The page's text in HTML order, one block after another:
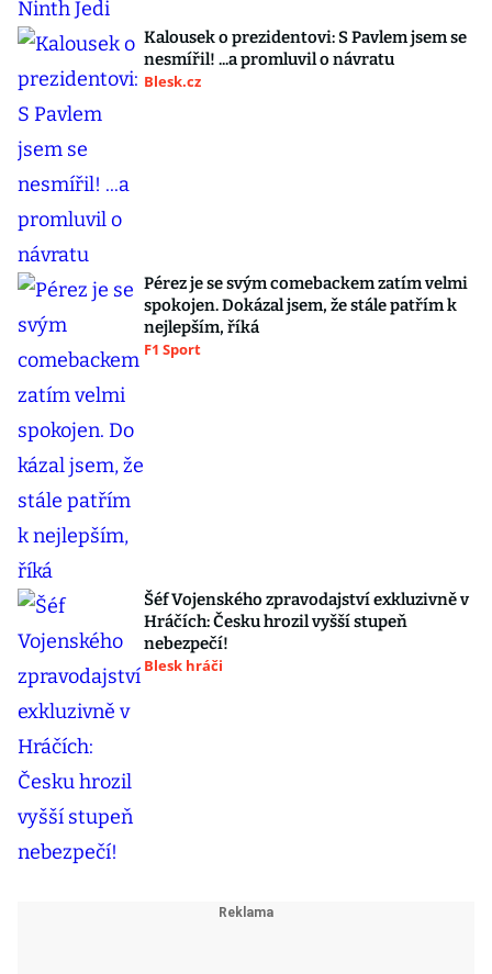
Kalousek o prezidentovi: S Pavlem jsem se
nesmířil! ...a promluvil o návratu
Blesk.cz
Pérez je se svým comebackem zatím velmi
spokojen. Dokázal jsem, že stále patřím k
nejlepším, říká
F1 Sport
Šéf Vojenského zpravodajství exkluzivně v
Hráčích: Česku hrozil vyšší stupeň
nebezpečí!
Blesk hráči